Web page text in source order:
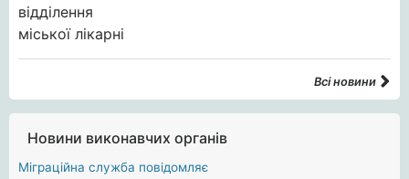
Всі новини
Новини виконавчих органів
Міграційна служба повідомляє